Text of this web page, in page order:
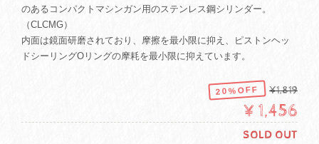
のあるコンパクトマシンガン用のステンレス鋼シリンダー。
（CLCMG）
内面は鏡面研磨されており、摩擦を最小限に抑え、ピストンヘッ
ドシーリングOリングの摩耗を最小限に抑えています。
20%OFF ¥1,819
¥1,456
SOLD OUT